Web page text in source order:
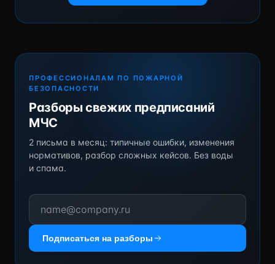
ПРОФЕССИОНАЛАМ ПО ПОЖАРНОЙ
БЕЗОПАСНОСТИ
Разборы свежих предписаний
МЧС
2 письма в месяц: типичные ошибки, изменения
нормативов, разбор сложных кейсов. Без воды
и спама.
Подписаться на разборы